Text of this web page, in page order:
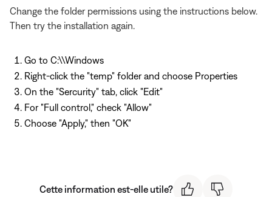
Change the folder permissions using the instructions below.
Then try the installation again.
Go to C:\\Windows
Right-click the "temp" folder and choose Properties
On the "Sercurity" tab, click "Edit"
For "Full control," check "Allow"
Choose "Apply," then "OK"
Cette information est-elle utile?